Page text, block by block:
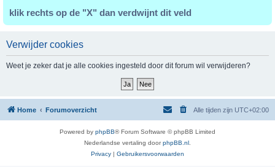
klik rechts op de "X" dan verdwijnt dit veld
Verwijder cookies
Weet je zeker dat je alle cookies ingesteld door dit forum wil verwijderen?
Home Forumoverzicht Alle tijden zijn UTC+02:00
Powered by phpBB® Forum Software © phpBB Limited
Nederlandse vertaling doorphpBB.nl
Privacy | Gebruikersvoorwaarden